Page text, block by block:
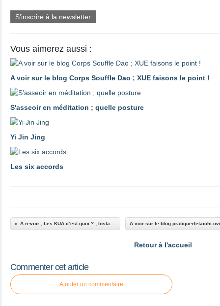
S'inscrire à la newsletter
Vous aimerez aussi :
A voir sur le blog Corps Souffle Dao ; XUE faisons le point !
S'asseoir en méditation ; quelle posture
Yi Jin Jing
Les six accords
Retour à l'accueil
Commenter cet article
Ajouter un commentaire